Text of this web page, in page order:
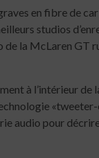
en fibre de
studios
de la McLaren GT
à l’intérieur de
audio pour